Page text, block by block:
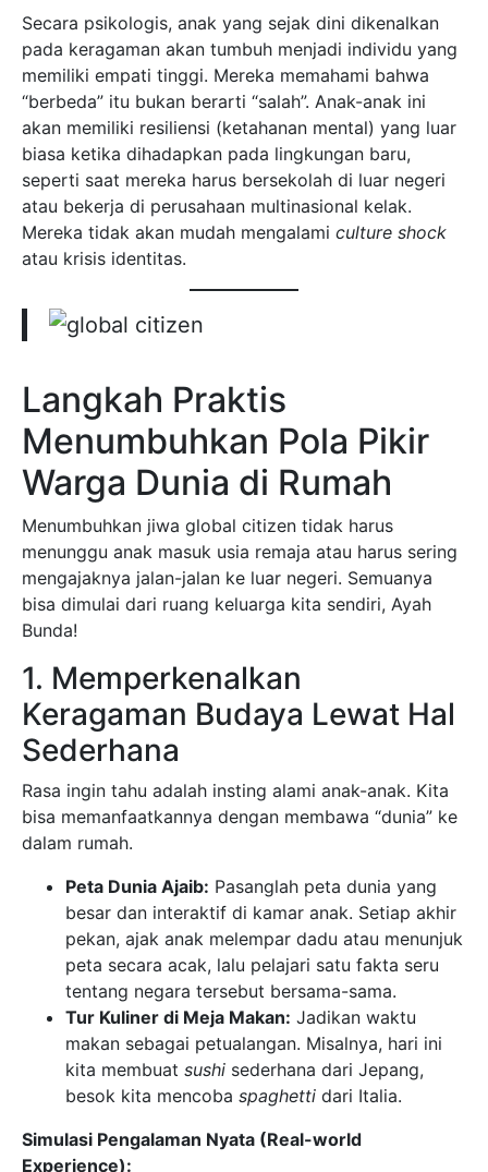
Secara psikologis, anak yang sejak dini dikenalkan
pada keragaman akan tumbuh menjadi individu yang
memiliki empati tinggi. Mereka memahami bahwa
“berbeda” itu bukan berarti “salah”. Anak-anak ini
akan memiliki resiliensi (ketahanan mental) yang luar
biasa ketika dihadapkan pada lingkungan baru,
seperti saat mereka harus bersekolah di luar negeri
atau bekerja di perusahaan multinasional kelak.
Mereka tidak akan mudah mengalami culture shock
atau krisis identitas.
Langkah Praktis
Menumbuhkan Pola Pikir
Warga Dunia di Rumah
Menumbuhkan jiwa global citizen tidak harus
menunggu anak masuk usia remaja atau harus sering
mengajaknya jalan-jalan ke luar negeri. Semuanya
bisa dimulai dari ruang keluarga kita sendiri, Ayah
Bunda!
1. Memperkenalkan
Keragaman Budaya Lewat Hal
Sederhana
Rasa ingin tahu adalah insting alami anak-anak. Kita
bisa memanfaatkannya dengan membawa “dunia” ke
dalam rumah.
Peta Dunia Ajaib: Pasanglah peta dunia yang
besar dan interaktif di kamar anak. Setiap akhir
pekan, ajak anak melempar dadu atau menunjuk
peta secara acak, lalu pelajari satu fakta seru
tentang negara tersebut bersama-sama.
Tur Kuliner di Meja Makan: Jadikan waktu
makan sebagai petualangan. Misalnya, hari ini
kita membuat sushi sederhana dari Jepang,
besok kita mencoba spaghetti dari Italia.
Simulasi Pengalaman Nyata (Real-world
Experience):